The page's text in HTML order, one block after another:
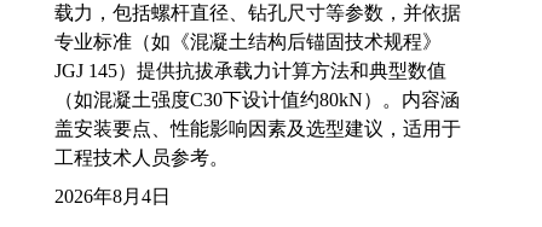
载力，包括螺杆直径、钻孔尺寸等参数，并依据
专业标准（如《混凝土结构后锚固技术规程》
JGJ 145）提供抗拔承载力计算方法和典型数值
（如混凝土强度C30下设计值约80kN）。内容涵
盖安装要点、性能影响因素及选型建议，适用于
工程技术人员参考。
2026年8月4日